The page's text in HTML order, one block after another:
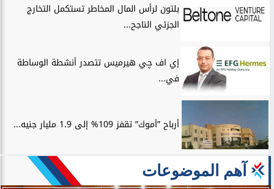
بلتون لرأس المال المخاطر تستكمل التخارج
الجزئي الناجح...
إي اف چي هيرميس تتصدر أنشطة الوساطة
في...
أرباح ”أموك” تقفز 109% إلى 1.9 مليار جنيه...
آهم الموضوعات